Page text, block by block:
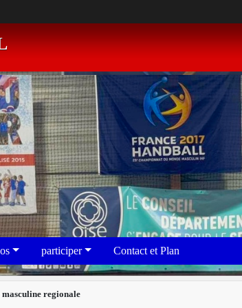
participer Contact et Plan
masculine regionale